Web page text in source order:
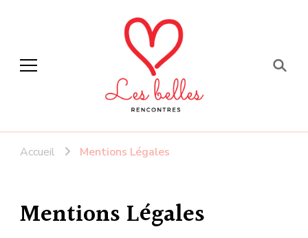
Faites de belles
Accueil Mentions Légales
Mentions Légales